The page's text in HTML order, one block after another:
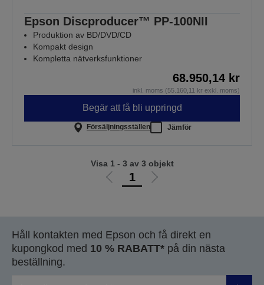
Epson Discproducer™ PP-100NII
Produktion av BD/DVD/CD
Kompakt design
Kompletta nätverksfunktioner
68.950,14 kr
inkl. moms (55.160,11 kr exkl. moms)
Begär att få bli uppringd
Försäljningsställen Jämför
Gå
1
Gå
Visa 1 - 3 av 3 objekt
Håll kontakten med Epson och få direkt en
kupongkod med 10 % RABATT* på din nästa
beställning.